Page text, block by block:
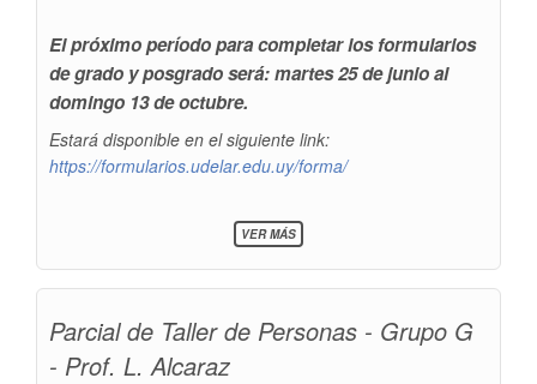
El próximo período para completar los formularios
de grado y posgrado será: martes 25 de junio al
domingo 13 de octubre.
Estará disponible en el siguiente link:
https://formularios.udelar.edu.uy/forma/
VER MÁSSOBRE
FORMULARIO
Parcial de Taller de Personas - Grupo G
- Prof. L. Alcaraz